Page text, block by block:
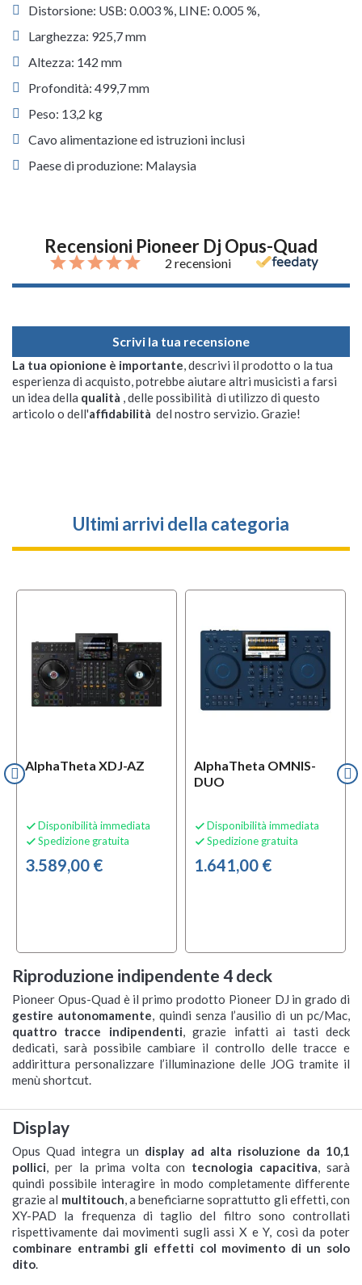
Distorsione: USB: 0.003 %, LINE: 0.005 %,
Larghezza: 925,7 mm
Altezza: 142 mm
Profondità: 499,7 mm
Peso: 13,2 kg
Cavo alimentazione ed istruzioni inclusi
Paese di produzione: Malaysia
Recensioni Pioneer Dj Opus-Quad
2 recensioni
Scrivi la tua recensione
La tua opionione è importante, descrivi il prodotto o la tua
esperienza di acquisto, potrebbe aiutare altri musicisti a farsi
un idea della qualità , delle possibilità di utilizzo di questo
articolo o dell'affidabilità del nostro servizio. Grazie!
Ultimi arrivi della categoria
AlphaTheta XDJ-AZ
 Disponibilità immediata
 Spedizione gratuita
3.589,00 €
AlphaTheta OMNIS-
DUO
 Disponibilità immediata
 Spedizione gratuita
1.641,00 €
Riproduzione indipendente 4 deck
Pioneer Opus-Quad è il primo prodotto Pioneer DJ in grado di
gestire autonomamente, quindi senza l’ausilio di un pc/Mac,
quattro tracce indipendenti, grazie infatti ai tasti deck
dedicati, sarà possibile cambiare il controllo delle tracce e
addirittura personalizzare l’illuminazione delle JOG tramite il
menù shortcut.
Display
Opus Quad integra un display ad alta risoluzione da 10,1
pollici, per la prima volta con tecnologia capacitiva, sarà
quindi possibile interagire in modo completamente differente
grazie al multitouch, a beneficiarne soprattutto gli effetti, con
XY-PAD la frequenza di taglio del filtro sono controllati
rispettivamente dai movimenti sugli assi X e Y, così da poter
combinare entrambi gli effetti col movimento di un solo
dito.